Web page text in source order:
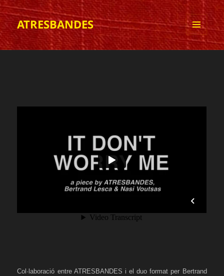
ATRESBANDES
MENÚ
I
Col·laboració entre ATRESBANDES i el duo format per Bertrand